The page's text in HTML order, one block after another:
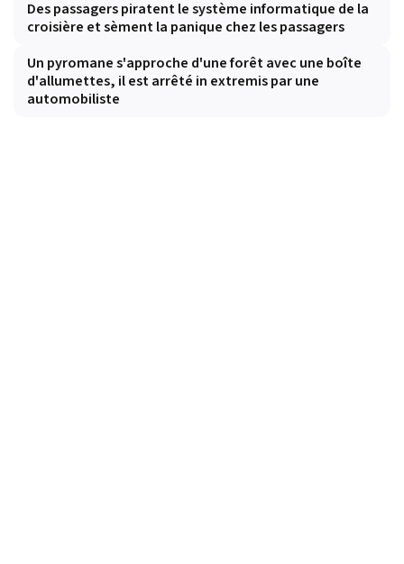
Des passagers piratent le système informatique de la
croisière et sèment la panique chez les passagers
Un pyromane s'approche d'une forêt avec une boîte
d'allumettes, il est arrêté in extremis par une
automobiliste